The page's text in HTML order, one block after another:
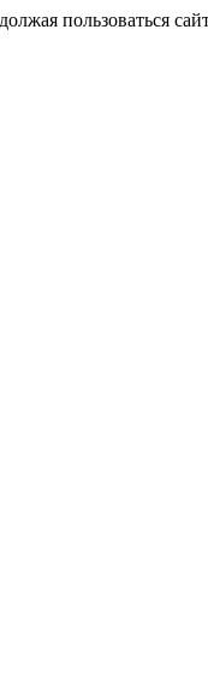
пользоваться